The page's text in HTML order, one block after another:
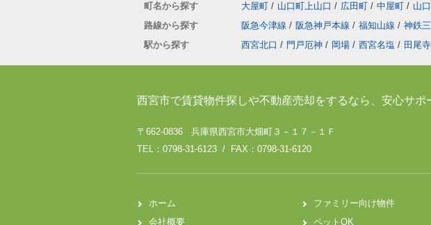
町名から探す
大屋町 / 山口町上山口 / 広田町 / 中屋町 / 山
路線から探す
阪急今津線 / 阪急神戸本線 / 福知山線 / 神鉄
駅から探す
西宮北口 / 門戸厄神 / 岡場 / 西宮名塩 / 田尾寺
西宮市で賃貸物件探しや不動産売却をするなら、安心サポ
〒662-0836 兵庫県西宮市大畑町３－１７－１Ｆ
TEL：0798-31-6123 / FAX：0798-31-6120
ホーム
会社概要
ファミリー向け物件
ペットOK